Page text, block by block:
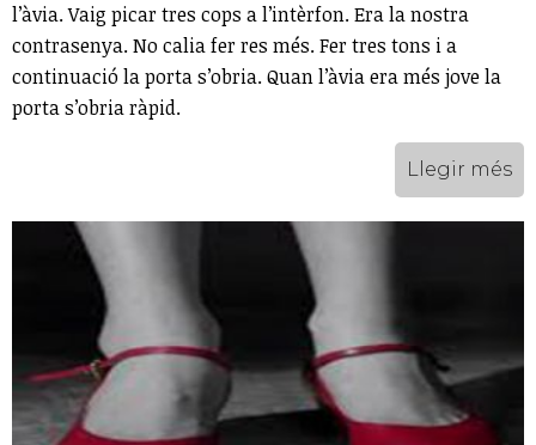
l’àvia. Vaig picar tres cops a l’intèrfon. Era la nostra
contrasenya. No calia fer res més. Fer tres tons i a
continuació la porta s’obria. Quan l’àvia era més jove la
porta s’obria ràpid.
Llegir més